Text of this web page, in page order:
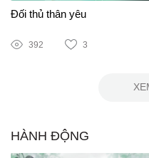
Đối thủ thân yêu
392 3
HÀNH ĐỘNG